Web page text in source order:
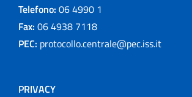
Telefono: 06 4990 1
Fax: 06 4938 7118
PEC: protocollo.centrale@pec.iss.it
PRIVACY